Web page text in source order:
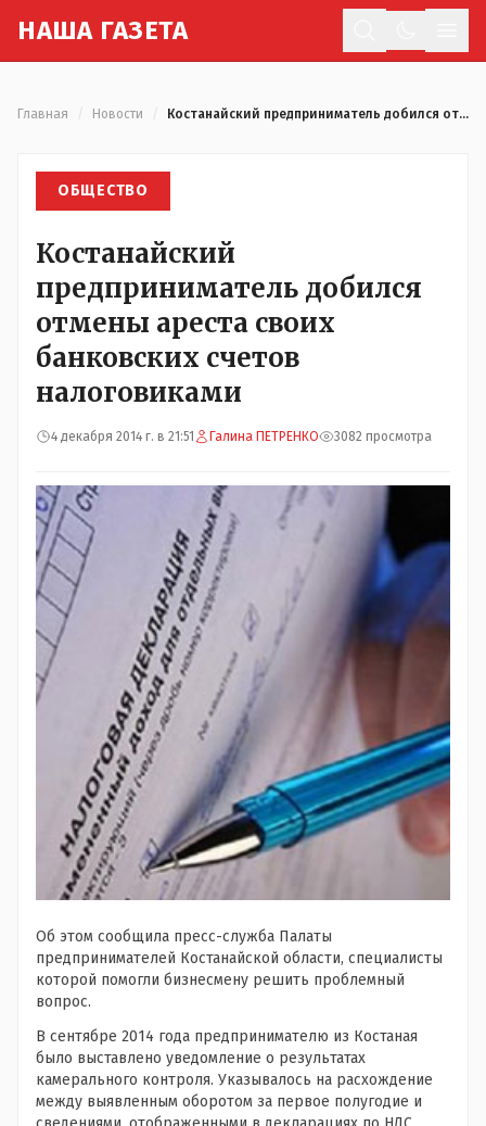
НАША ГАЗЕТА
Главная Новости Костанайский предприниматель добился отмены ареста своих банковских счетов налоговиками
ОБЩЕСТВО
Костанайский
предприниматель добился
отмены ареста своих
банковских счетов
налоговиками
4 декабря 2014 г. в 21:51 Галина ПЕТРЕНКО 3082 просмотра
Об этом сообщила пресс-служба Палаты
предпринимателей Костанайской области, специалисты
которой помогли бизнесмену решить проблемный
вопрос.
В сентябре 2014 года предпринимателю из Костаная
было выставлено уведомление о результатах
камерального контроля. Указывалось на расхождение
между выявленным оборотом за первое полугодие и